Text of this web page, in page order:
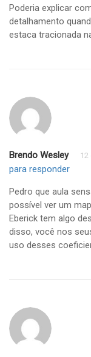
Poderia explicar
detalhamento
estaca tracionada
Brendo Wesley 12
para responder
Pedro que aula
possível ver um
Eberick tem algo
disso, você nos
uso desses